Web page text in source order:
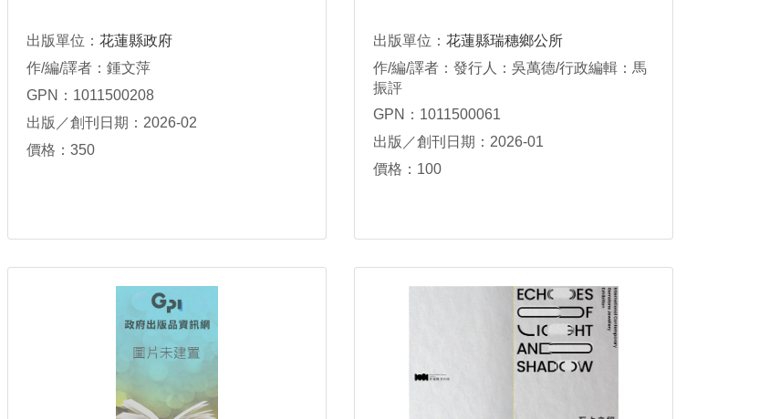
出版單位： 花蓮縣政府
作/編/譯者：鍾文萍
GPN：1011500208
出版／創刊日期：2026-02
價格：350
出版單位： 花蓮縣瑞穗鄉公所
作/編/譯者：發行人：吳萬德/行政編輯：馬
振評
GPN：1011500061
出版／創刊日期：2026-01
價格：100